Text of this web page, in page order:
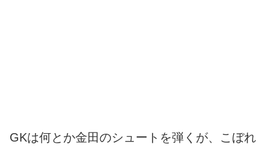
GKは何とか金田のシュートを弾くが、こぼれ